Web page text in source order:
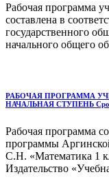
Рабочая программа
составлена в
государственного
начального общего
РАБОЧАЯ ПРОГРАММА
НАЧАЛЬНАЯ СТУПЕНЬ Срок
Рабочая программа
программы
С.Н. «Математика 1
Издательство